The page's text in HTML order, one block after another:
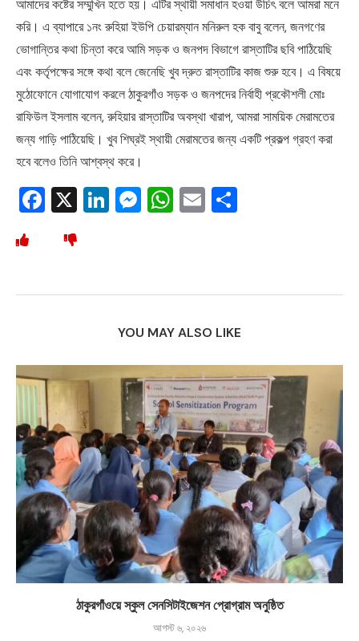
আমাদের কষ্টের সম্মুখিন হতে হয়। এটির স্থায়ী সমাধান হওয়া উচিৎ বলে আমরা মনে
করি। এ ব্যাপারে ১নং রুহিয়া ইউপি চেয়ারম্যান মনিরুল হক বাবু বলেন, জনগণের
ভোগান্তির কথা চিন্তা করে আমি সড়ক ও জনপদ বিভাগে রাস্তাটির ছবি পাঠিয়েছি
এবং কর্তৃপক্ষের সঙ্গে কথা বলে জেনেছি খুব দ্রুত রাস্তাটির কাজ শুরু হবে। এ বিষয়ে
মুঠোফোনে যোগাযোগ করলে ঠাকুরগাঁও সড়ক ও জনপদের নির্বাহী প্রকৌশলী মোঃ
রাফিউল ইসলাম বলেন, রুহিয়ার রাস্তাটির অবস্থা খারাপ, আমরা সাময়িক মেরামতের
জন্য গাড়ি পাঠিয়েছি। খুব শিঘ্রই স্থায়ী মেরামতের জন্য একটি প্রকল্প গ্রহণ করা
হবে বলেও তিনি আশ্বস্থ করে।
Facebook
X LinkedIn
Messenger
WhatsApp
Email
YOU MAY ALSO LIKE
ঠাকুরগাঁওয়ে স্কুল সেনসিটাইজেশন প্রোগ্রাম অনুষ্ঠিত
আগস্ট ৬, ২০২৬